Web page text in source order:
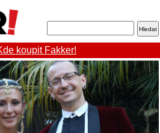
koupit Fakker!